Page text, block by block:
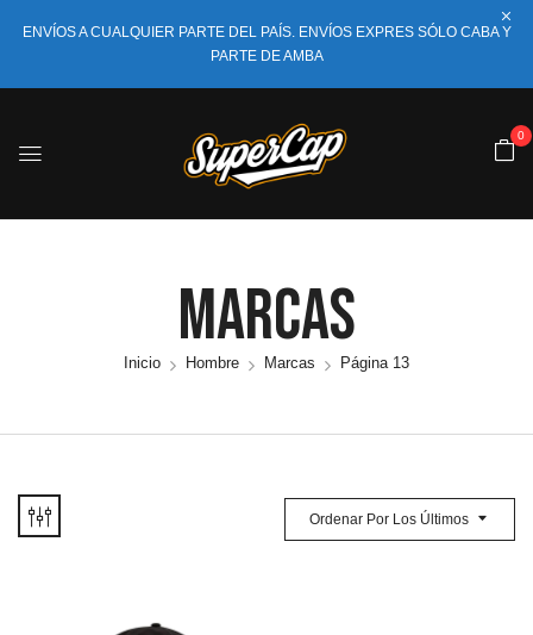
ENVÍOS A CUALQUIER PARTE DEL PAÍS. ENVÍOS EXPRES SÓLO CABA Y
PARTE DE AMBA
0
Marcas
Inicio Hombre Marcas Página 13
Ordenar Por Los Últimos